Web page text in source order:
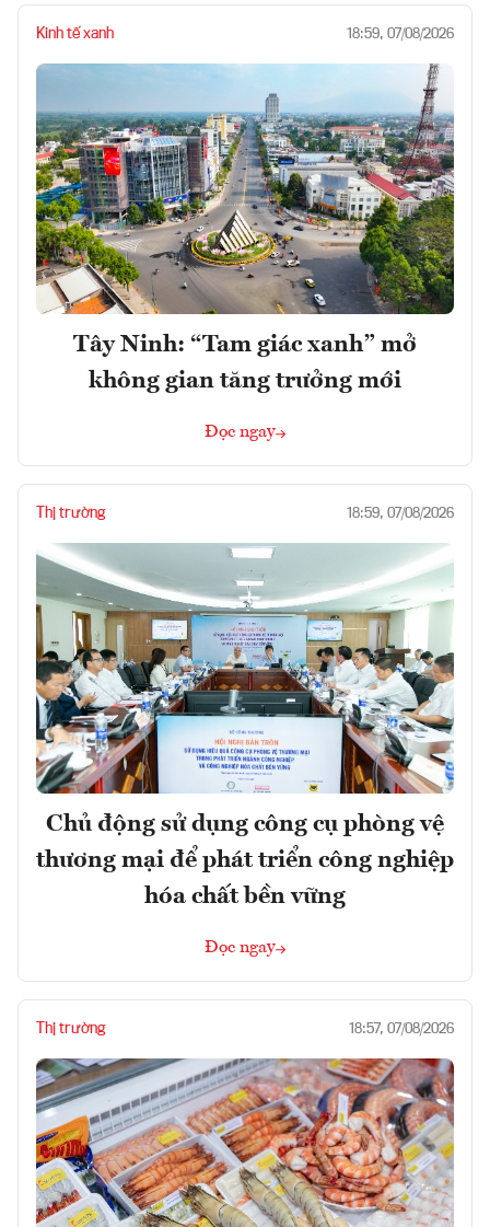
Kinh tế xanh 18:59, 07/08/2026
Tây Ninh: “Tam giác xanh” mở
không gian tăng trưởng mới
Đọc ngay
Thị trường 18:59, 07/08/2026
Chủ động sử dụng công cụ phòng vệ
thương mại để phát triển công nghiệp
hóa chất bền vững
Đọc ngay
Thị trường 18:57, 07/08/2026